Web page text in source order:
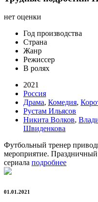
нет оценки
Год производства
Страна
Жанр
Режиссер
В ролях
2021
Россия
Драма, Комедия,
Рустам Ильясов
Никита Волков,
Швиденкова
Футбольный тренер
мероприятие.
сериала подробнее
01.01.2021